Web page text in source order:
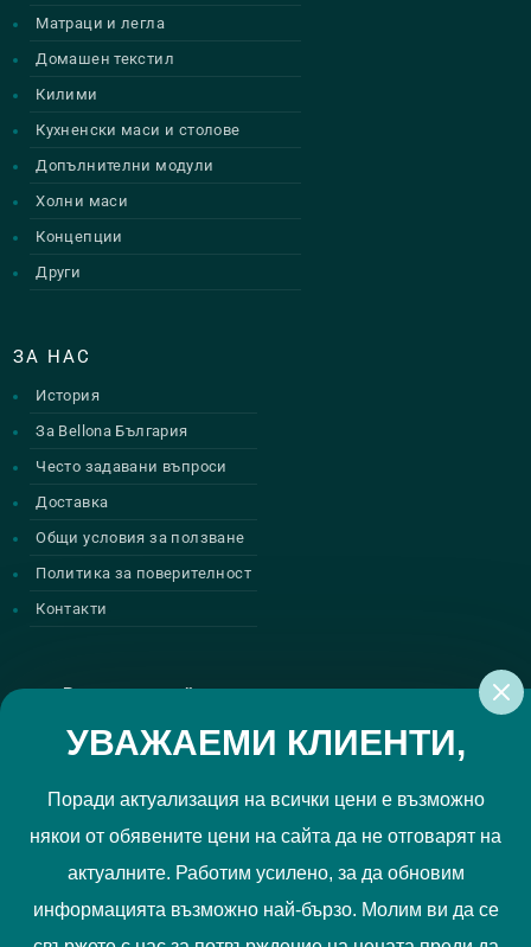
УВАЖАЕМИ КЛИЕНТИ,
Поради актуализация на всички цени е възможно
някои от обявените цени на сайта да не отговарят на
актуалните. Работим усилено, за да обновим
информацията възможно най-бързо. Молим ви да се
Матраци и легла
Домашен текстил
Килими
Кухненски маси и столове
Допълнителни модули
Холни маси
Концепции
Други
ЗА НАС
История
За Bellona България
Често задавани въпроси
Доставка
Общи условия за ползване
Политика за поверителност
Контакти
Регистрирай се за нашите атрактивни
Прочетох и приемам Политиката за поверителност
РЕГИСТРИРАЙ МЕ